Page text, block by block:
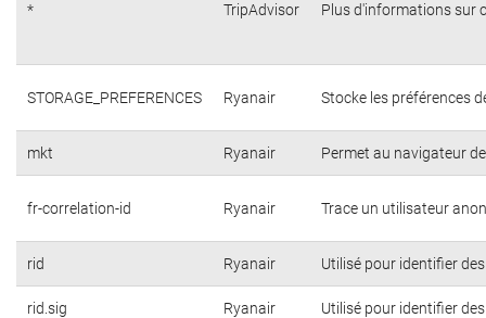
* TripAdvisor Plus d'informations sur
STORAGE_PREFERENCES Ryanair Stocke les préférences
mkt Ryanair Permet au navigateur
fr-correlation-id Ryanair Trace un utilisateur
rid Ryanair Utilisé pour identifier
rid.sig Ryanair Utilisé pour identifier